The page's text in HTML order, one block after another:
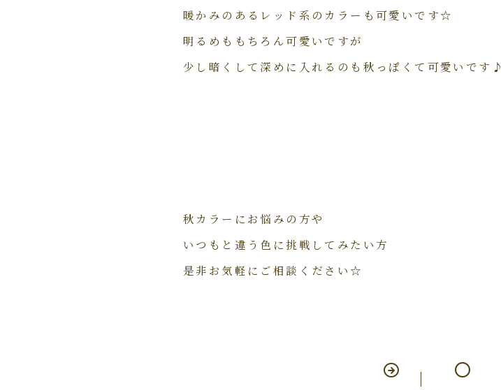
暖かみのあるレッド系のカラーも可愛いです☆
明るめももちろん可愛いですが
少し暗くして深めに入れるのも秋っぽくて可愛いです♪
秋カラーにお悩みの方や
いつもと違う色に挑戦してみたい方
是非お気軽にご相談ください☆